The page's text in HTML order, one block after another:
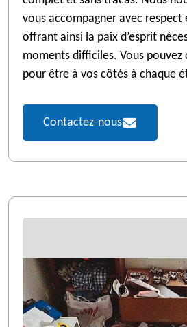
vous accompagner avec
offrant ainsi la paix d’esprit
moments difficiles. Vous pouvez
pour être à vos côtés à chaque
Contactez-nous